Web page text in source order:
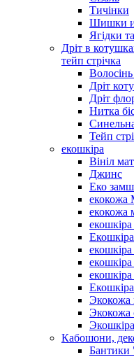
Тичінки
Шишки и
Ягідки
Дріт в
тейп стрічка
Дріт
Дріт
Нитка
Тейп
екошкіра
Вініл
Джинс
Еко
екокожа
екокожа
Экокожа
Экокожа
Экошкiра
Кабошони,
Бантики